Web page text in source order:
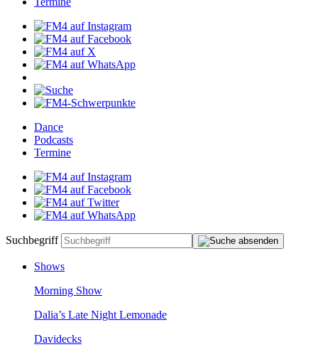
Dance
Podcasts
Termine
Suchbegriff
Shows
MorningShow
Dalia’sLateNightLemonade
Davidecks